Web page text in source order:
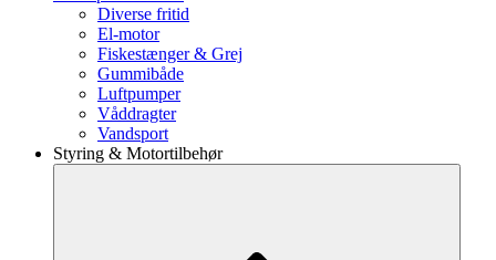
Diverse fritid
El-motor
Fiskestænger & Grej
Gummibåde
Luftpumper
Våddragter
Vandsport
Styring & Motortilbehør